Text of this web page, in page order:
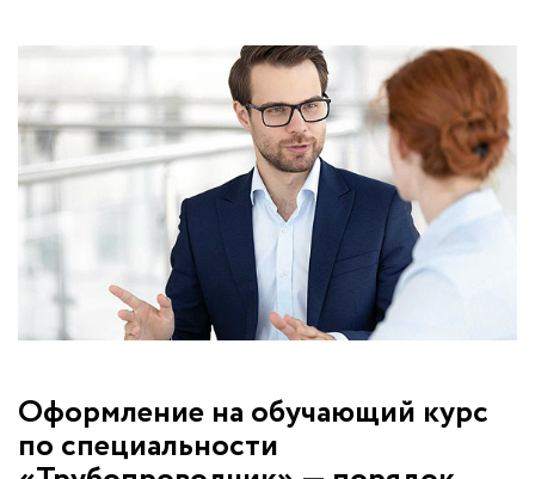
Оформление на обучающий курс
по специальности